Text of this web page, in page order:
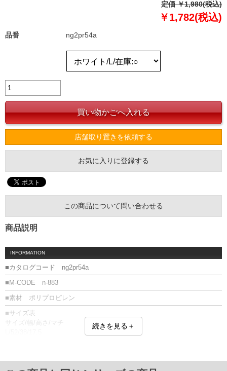
定価 ￥1,980(税込)
￥1,782(税込)
品番 ng2pr54a
店舗取り置きを依頼する
お気に入りに登録する
この商品について問い合わせる
商品説明
INFORMATION
■カタログコード ng2pr54a
■M-CODE n-883
■素材 ポリプロピレン
■サイズ表
サイズ/幅/高さ/マチ
続きを見る＋